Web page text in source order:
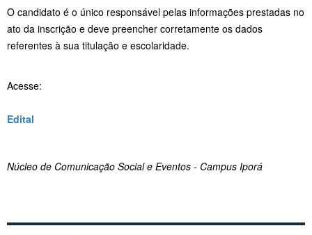
O candidato é o único responsável pelas informações prestadas no
ato da inscrição e deve preencher corretamente os dados
referentes à sua titulação e escolaridade.
Acesse:
Edital
Núcleo de Comunicação Social e Eventos - Campus Iporá